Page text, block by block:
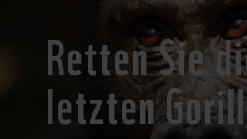
Retten Sie
letzten